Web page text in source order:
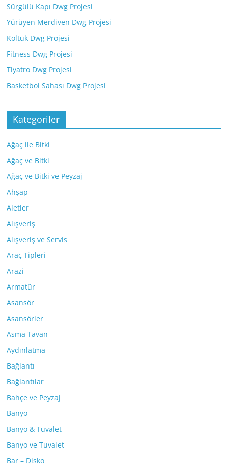
Sürgülü Kapı Dwg Projesi
Yürüyen Merdiven Dwg Projesi
Koltuk Dwg Projesi
Fitness Dwg Projesi
Tiyatro Dwg Projesi
Basketbol Sahası Dwg Projesi
Kategoriler
Ağaç ile Bitki
Ağaç ve Bitki
Ağaç ve Bitki ve Peyzaj
Ahşap
Aletler
Alışveriş
Alışveriş ve Servis
Araç Tipleri
Arazi
Armatür
Asansör
Asansörler
Asma Tavan
Aydınlatma
Bağlantı
Bağlantılar
Bahçe ve Peyzaj
Banyo
Banyo & Tuvalet
Banyo ve Tuvalet
Bar – Disko